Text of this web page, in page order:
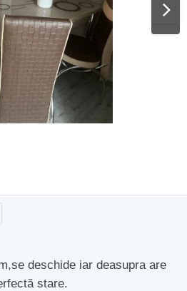
deschide iar deasupra are
stare.